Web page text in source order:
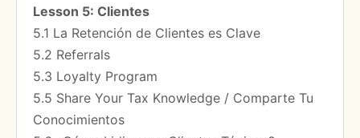
Lesson 5: Clientes
5.1 La Retención de Clientes es Clave
5.2 Referrals
5.3 Loyalty Program
5.5 Share Your Tax Knowledge / Comparte Tu
Conocimientos